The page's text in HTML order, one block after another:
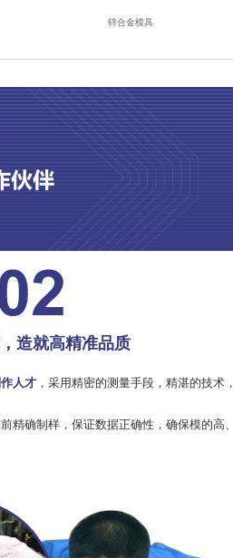
锌合金模具
造就高精准品质
人才 ，采用精密的测量手段，精湛的技术，
精确制样，保证数据正确性，确保模的高、